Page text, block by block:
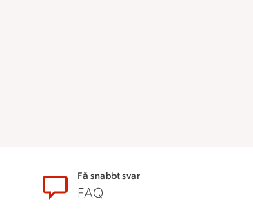
SidfotFå snabbt svar
FAQ